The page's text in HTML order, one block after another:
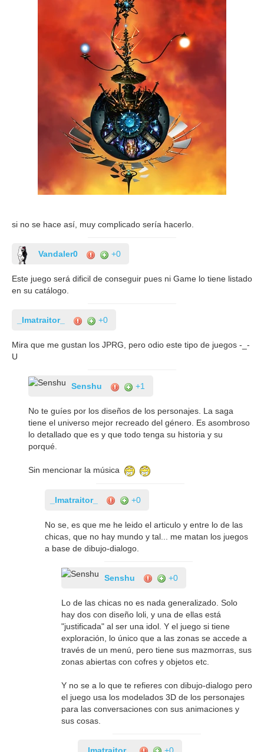
si no se hace así, muy complicado sería hacerlo.
Vandaler0 +0
Este juego será dificil de conseguir pues ni Game lo tiene listado
en su catálogo.
_Imatraitor_ +0
Mira que me gustan los JPRG, pero odio este tipo de juegos -_-
U
Senshu +1
No te guíes por los diseños de los personajes. La saga
tiene el universo mejor recreado del género. Es asombroso
lo detallado que es y que todo tenga su historia y su
porqué.
Sin mencionar la música
_Imatraitor_ +0
No se, es que me he leido el articulo y entre lo de las
chicas, que no hay mundo y tal... me matan los juegos
a base de dibujo-dialogo.
Senshu +0
Lo de las chicas no es nada generalizado. Solo
hay dos con diseño loli, y una de ellas está
"justificada" al ser una idol. Y el juego si tiene
exploración, lo único que a las zonas se accede a
través de un menú, pero tiene sus mazmorras, sus
zonas abiertas con cofres y objetos etc.
Y no se a lo que te refieres con dibujo-dialogo pero
el juego usa los modelados 3D de los personajes
para las conversaciones con sus animaciones y
sus cosas.
_Imatraitor_ +0